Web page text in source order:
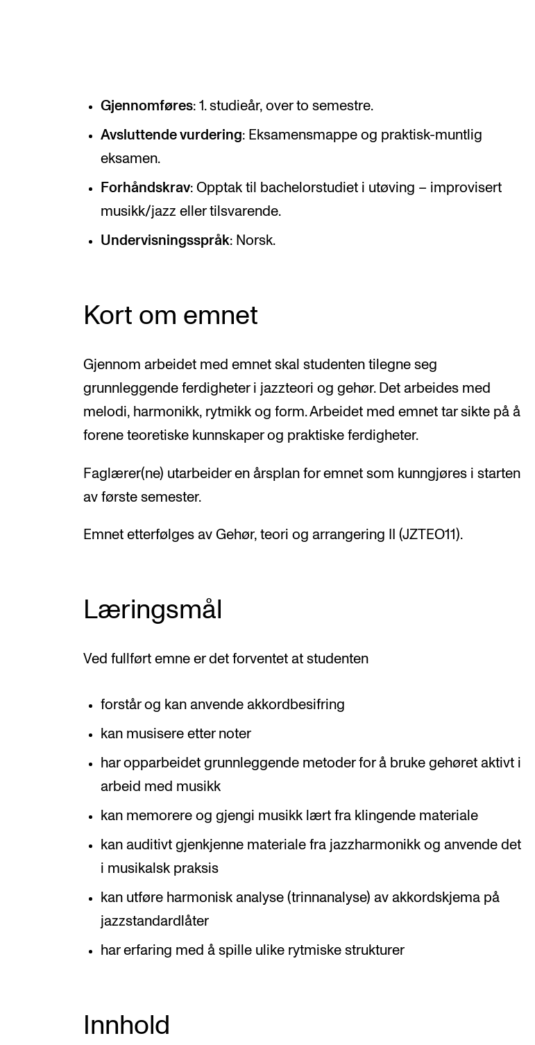
STUDENTLIV
Læringsressurser
Si ifra!
Betalte spilleoppdrag
Utveksling og reiser
Velferd og helse
AKTUELT
Arrangementer
Etter noter nyhetsbrev
Gjennomføres: 1. studieår, over to semestre.
Avsluttende vurdering: Eksamensmappe og praktisk-muntlig
eksamen.
Forhåndskrav: Opptak til bachelorstudiet i utøving – improvisert
musikk/jazz eller tilsvarende.
Undervisningsspråk: Norsk.
Kort om emnet
Gjennom arbeidet med emnet skal studenten tilegne seg
grunnleggende ferdigheter i jazzteori og gehør. Det arbeides med
melodi, harmonikk, rytmikk og form. Arbeidet med emnet tar sikte på å
forene teoretiske kunnskaper og praktiske ferdigheter.
Faglærer(ne) utarbeider en årsplan for emnet som kunngjøres i starten
av første semester.
Emnet etterfølges av Gehør, teori og arrangering II (JZTEO11).
Læringsmål
Ved fullført emne er det forventet at studenten
forstår og kan anvende akkordbesifring
kan musisere etter noter
har opparbeidet grunnleggende metoder for å bruke gehøret aktivt i
arbeid med musikk
kan memorere og gjengi musikk lært fra klingende materiale
kan auditivt gjenkjenne materiale fra jazzharmonikk og anvende det
i musikalsk praksis
kan utføre harmonisk analyse (trinnanalyse) av akkordskjema på
jazzstandardlåter
har erfaring med å spille ulike rytmiske strukturer
Innhold